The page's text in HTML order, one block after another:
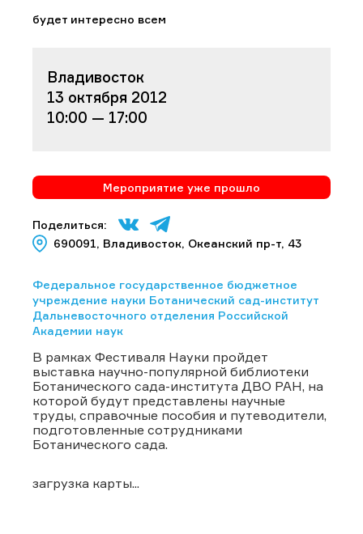
будет интересно всем
Владивосток
13 октября 2012
10:00 — 17:00
Мероприятие уже прошло
Поделиться:
690091, Владивосток, Океанский пр-т, 43
Федеральное государственное бюджетное
учреждение науки Ботанический сад-институт
Дальневосточного отделения Российской
Академии наук
В рамках Фестиваля Науки пройдет
выставка научно-популярной библиотеки
Ботанического сада-института ДВО РАН, на
которой будут представлены научные
труды, справочные пособия и путеводители,
подготовленные сотрудниками
Ботанического сада.
загрузка карты...